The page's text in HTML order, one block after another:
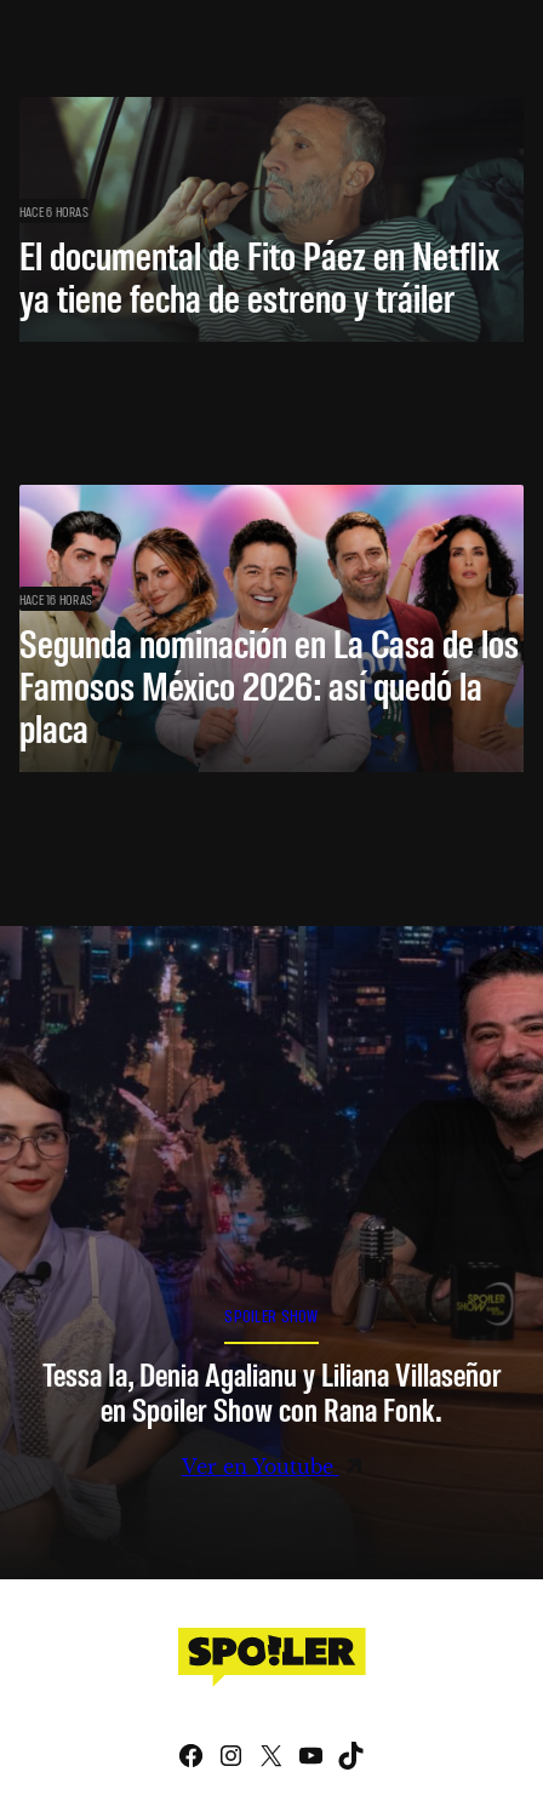
HACE 6 HORAS
El documental de Fito Páez en Netflix
ya tiene fecha de estreno y tráiler
HACE 16 HORAS
Segunda nominación en La Casa de los
Famosos México 2026: así quedó la
placa
SPOILER SHOW
Tessa Ia, Denia Agalianu y Liliana Villaseñor
en Spoiler Show con Rana Fonk.
Ver en Youtube
Facebook
Instagram
X YouTube